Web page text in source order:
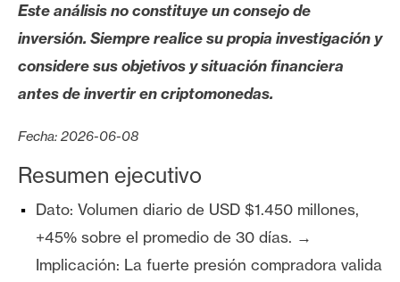
t
a
s
d
e
P
e
s
a
Este análisis no constituye un consejo de
inversión. Siempre realice su propia investigación y
considere sus objetivos y situación financiera
antes de invertir en criptomonedas.
Fecha: 2026-06-08
Resumen ejecutivo
Dato: Volumen diario de USD $1.450 millones,
+45% sobre el promedio de 30 días. →
Implicación: La fuerte presión compradora valida